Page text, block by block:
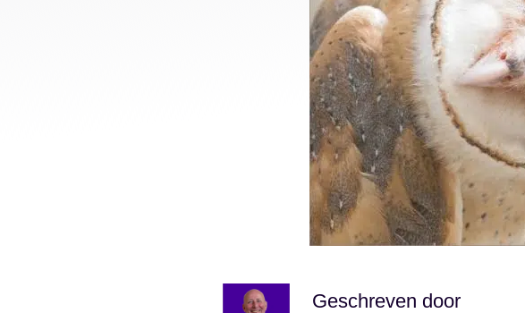
Geschreven door